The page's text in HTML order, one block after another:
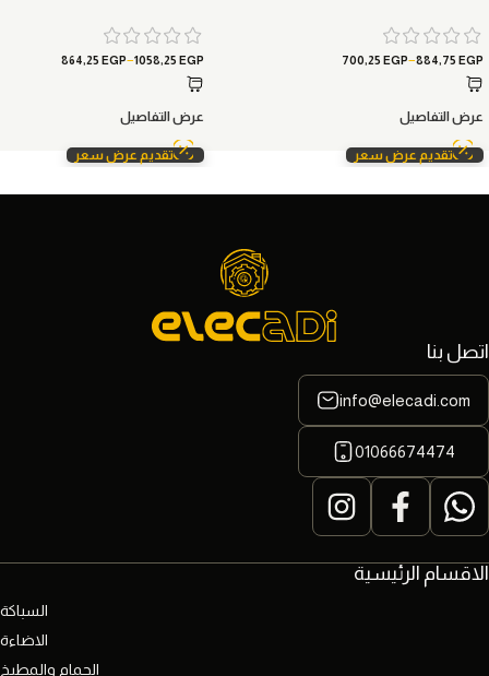
700,25 EGP–884,75 EGP
عرض التفاصيل
تقديم عرض سعر
864,25 EGP–1058,25 EGP
عرض التفاصيل
تقديم عرض سعر
الاقسام الرئيسية
السباكة
الاضاءة
الحمام والمطبخ
اتصل بنا
info@elecadi.com
01066674474